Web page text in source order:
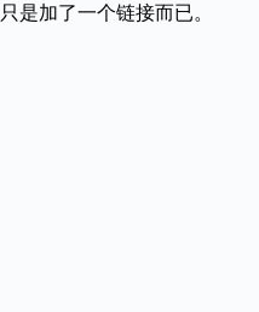
是加了一个链接而已。